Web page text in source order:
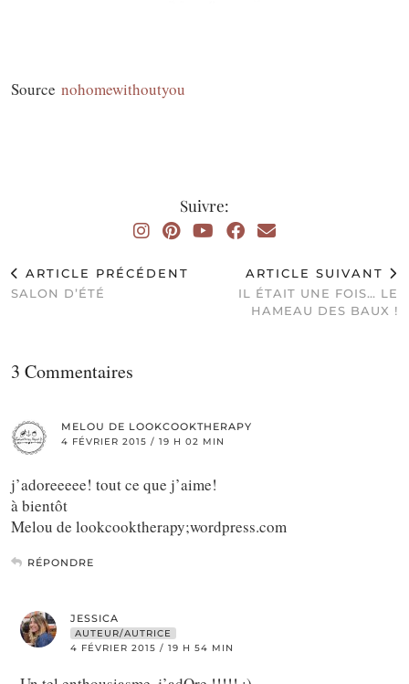
Source nohomewithoutyou
Suivre:
ARTICLE PRÉCÉDENT
SALON D’ÉTÉ
ARTICLE SUIVANT
IL ÉTAIT UNE FOIS… LE
HAMEAU DES BAUX !
3 Commentaires
MELOU DE LOOKCOOKTHERAPY
4 FÉVRIER 2015 / 19 H 02 MIN
j’adoreeeee! tout ce que j’aime!
à bientôt
Melou de lookcooktherapy;wordpress.com
RÉPONDRE
JESSICA
AUTEUR/AUTRICE
4 FÉVRIER 2015 / 19 H 54 MIN